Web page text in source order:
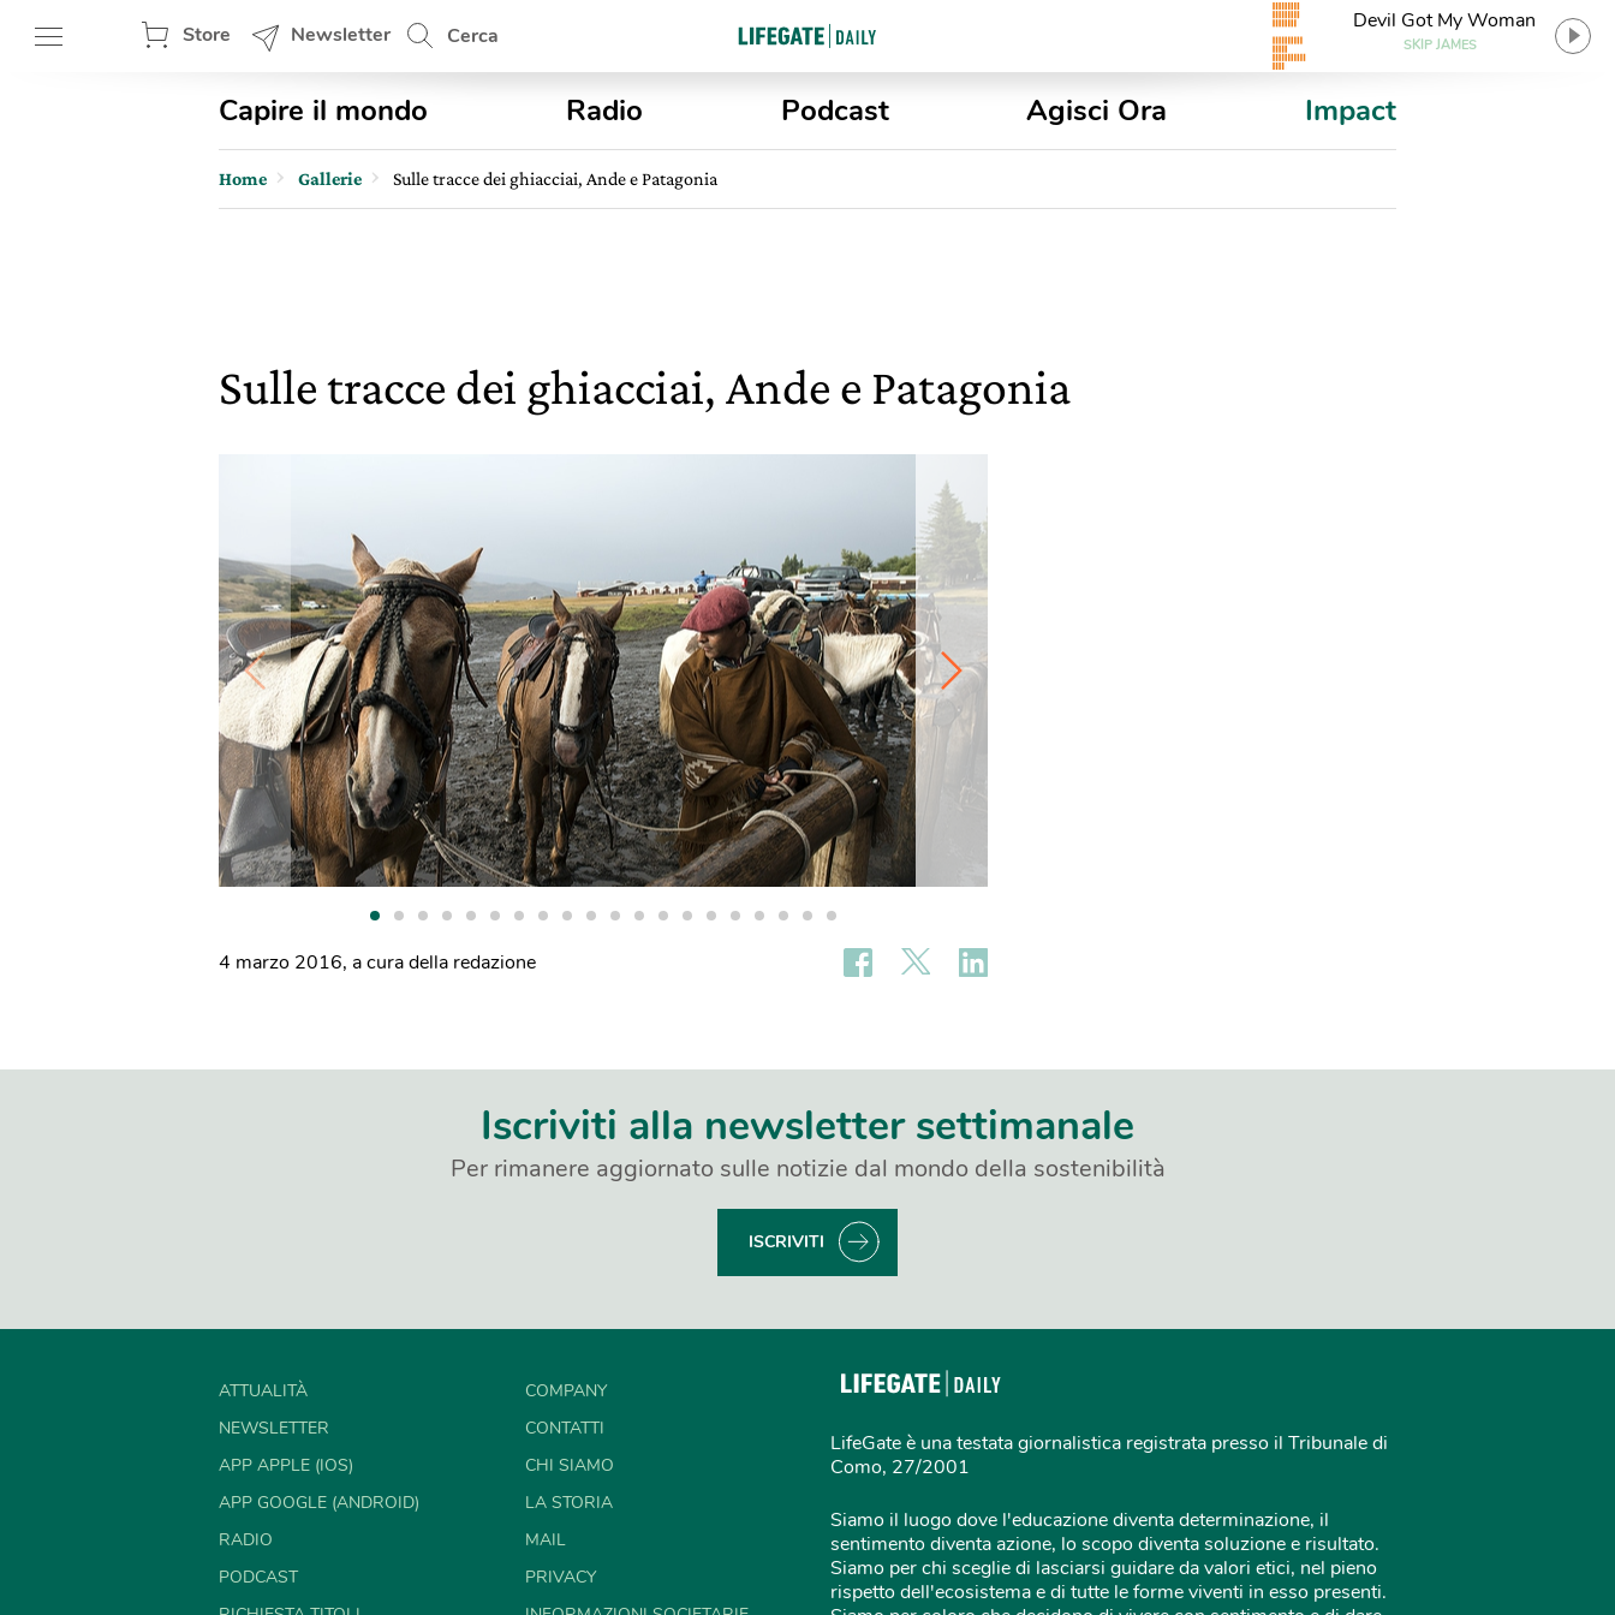
Store Newsletter Cerca
Devil Got My Woman
SKIP JAMES
Capire il mondo Radio Podcast Agisci Ora Impact
Home Gallerie Sulle tracce dei ghiacciai, Ande e Patagonia
Sulle tracce dei ghiacciai, Ande e Patagonia
4 marzo 2016, a cura della redazione
Iscriviti alla newsletter settimanale
Per rimanere aggiornato sulle notizie dal mondo della sostenibilità
ISCRIVITI
ATTUALITÀ
NEWSLETTER
APP APPLE (IOS)
APP GOOGLE (ANDROID)
RADIO
PODCAST
COMPANY
CONTATTI
CHI SIAMO
LA STORIA
MAIL
PRIVACY
LifeGate è una testata giornalistica registrata presso il Tribunale di
Como, 27/2001
Siamo il luogo dove l'educazione diventa determinazione, il
sentimento diventa azione, lo scopo diventa soluzione e risultato.
Siamo per chi sceglie di lasciarsi guidare da valori etici, nel pieno
rispetto dell'ecosistema e di tutte le forme viventi in esso presenti.